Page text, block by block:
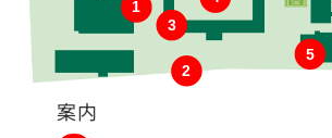
1
2
3
5
案内